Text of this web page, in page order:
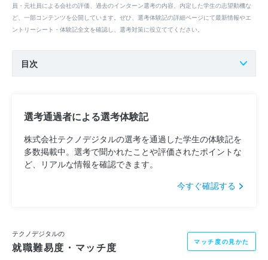
員・元社員による会社の評価、過去のインターン選考の内容、内定した学生の志望動機な
ど、一部コンテンツを公開しています。ぜひ、選考体験記の詳細ページにて最新情報やエ
ントリーシート・体験記全文を確認し、選考対策に役立ててください。
目次
選考通過者による選考体験記
株式会社テクノデジタルの選考を通過した学生の体験記を
多数掲載中。選考で聞かれたことや評価されたポイントな
ど、リアルな情報を確認できます。
今すぐ確認する
テクノデジタルの
就職難易度・マッチ度 マッチ度の見かた